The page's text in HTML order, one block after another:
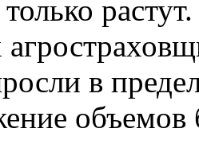
в
объемов